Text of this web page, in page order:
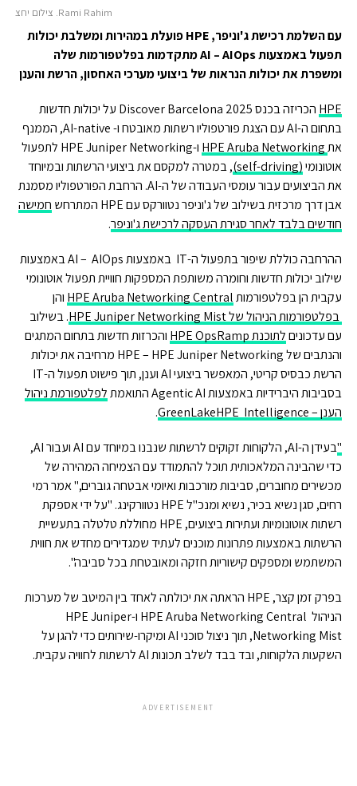
Rami Rahim. צילום יחצ
עם השלמת רכישת ג'וניפר,HPEפועלת במהירות ומשלבת יכולות
תפעול באמצעות
AI –AIOps מתקדמותבפלטפורמות שלה
ומשפרת את יכולות הנראות של ביצועי מערכיהאחסון,הרשתוהענן
HPE
הכריזה בכנס Discover Barcelona 2025 על יכולות חדשות
בתחום ה-AI עם הצגת פורטפוליו רשתות מאובטח ו- AI-native, הממנף
אתHPE Aruba Networking
ו-HPE Juniper Networking לתפעול
אוטונומי(self-driving)
, במטרה למקסם את ביצועי הרשתות ובמיוחד
את הביצועים עבור עומסי העבודה של ה-AI. הרחבת הפורטפוליו מסמנת
אבן דרך מרכזית בשילוב של ג'וניפר נטוורקס עם HPE המתרחש
חמישה
חודשים בלבד לאחר סגירת העסקה לרכישת ג'וניפר.
ההרחבה כוללת שיפור בתפעול ה-IT באמצעות AI – AIOps באמצעות
שילוב יכולות חדשות וחומרה משותפת המספקות חוויית תפעול אוטונומי
עקבית הן בפלטפורמותHPE Aruba Networking Central והן
בפלטפורמות הניהול של HPE Juniper Networking Mist
. בשילוב
עם עדכוניםלתוכנת HPE OpsRamp
והכרזות חדשות בתחום המתגים
והנתבים של HPE – HPE Juniper Networking מרחיבה את יכולות
הרשת כבסיס קריטי, המאפשר ביצועי AI וענן, תוך פישוט תפעול ה-IT
בסביבות היברידיות באמצעות Agentic AI התואמת
לפלטפורמת ניהול
הענן – GreenLakeHPE Intelligence
.
"
בעידן ה-AI, הלקוחות זקוקים לרשתות שנבנו במיוחד עם AI ועבור AI,
כדי שהבינה המלאכותית תוכל להתמודד עם הצמיחה המהירה של
מכשירים מחוברים, סביבות מורכבות ואיומי אבטחה גוברים," אמר רמי
רחים, סגן נשיא בכיר, נשיא ומנכ"ל HPE נטוורקינג. "על ידי אספקת
רשתות אוטונומיות ועתירות ביצועים, HPE מחוללת טלטלה בתעשיית
הרשתות באמצעות פתרונות מוכנים לעתיד שמגדירים מחדש את חווית
המשתמש ומספקים קישוריות חזקה ומאובטחת בכל סביבה".
בפרק זמן קצר, HPE הראתה את יכולתה לאחד בין המיטב של מערכות
הניהול HPE Aruba Networking Central ו-HPE Juniper
Networking Mist, תוך ניצול סוכני AI ומיקרו-שירותים כדי להגן על
השקעות הלקוחות, ובד בבד לשלב תכונות AI לרשתות לחוויה עקבית.
ADVERTISEMENT